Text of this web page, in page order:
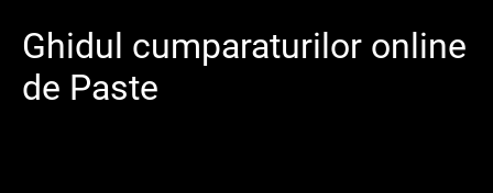
Ghidul cumparaturilor online
de Paste